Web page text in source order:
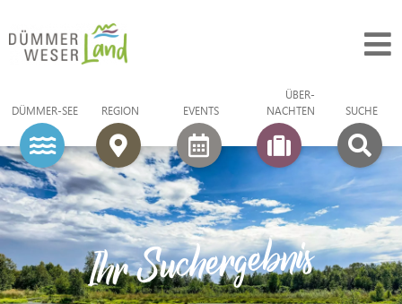
DÜMMER-SEE REGION EVENTS
ÜBER­
NACHTEN
SUCHE
Ihr Suchergebnis